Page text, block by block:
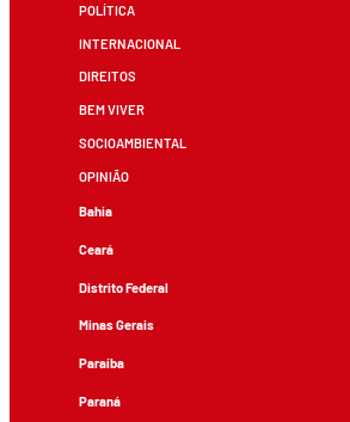
POLÍTICA
INTERNACIONAL
DIREITOS
BEM VIVER
SOCIOAMBIENTAL
OPINIÃO
Bahia
Ceará
Distrito Federal
Minas Gerais
Paraíba
Paraná